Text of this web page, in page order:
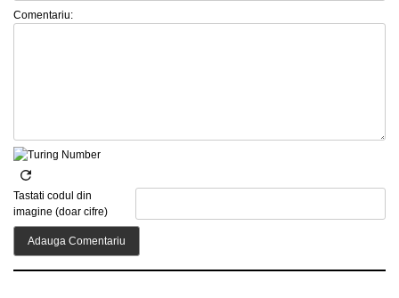
Comentariu:
Tastati codul din
imagine (doar cifre)